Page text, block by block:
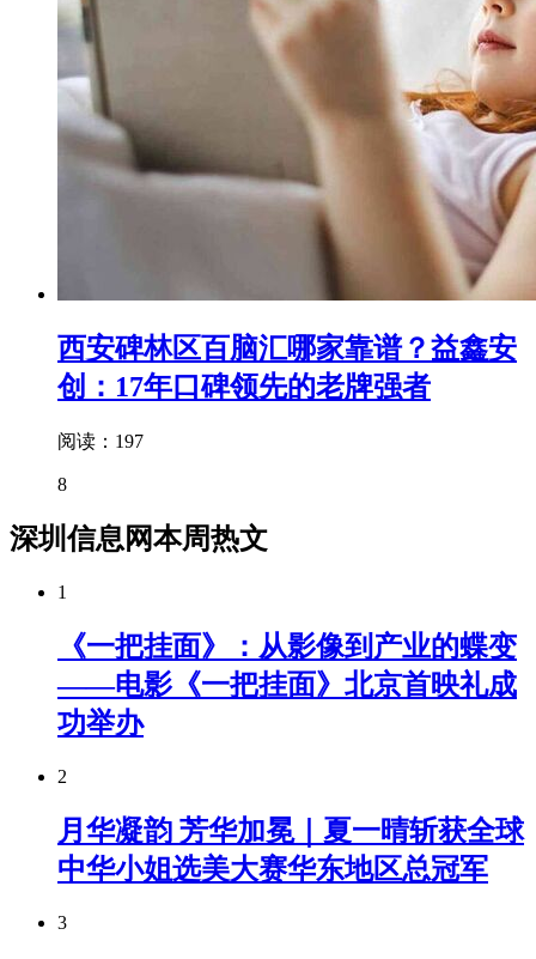
西安碑林区百脑汇哪家靠谱？益鑫安
创：17年口碑领先的老牌强者
阅读：197
8
深圳信息网本周热文
1
《一把挂面》：从影像到产业的蝶变
——电影《一把挂面》北京首映礼成
功举办
2
月华凝韵 芳华加冕｜夏一晴斩获全球
中华小姐选美大赛华东地区总冠军
3